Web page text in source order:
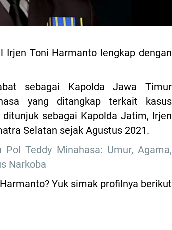
Toni Harmanto lengkap dengan
sebagai Kapolda Jawa Timur
yang ditangkap terkait kasus
sebagai Kapolda Jatim, Irjen
Selatan sejak Agustus 2021.
Teddy Minahasa: Umur, Agama,
Narkoba
Yuk simak profilnya berikut